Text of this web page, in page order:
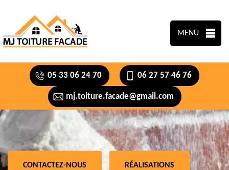
MENU
05 33 06 24 70 06 27 57 46 76
mj.toiture.facade@gmail.com
CONTACTEZ-NOUS RÉALISATIONS